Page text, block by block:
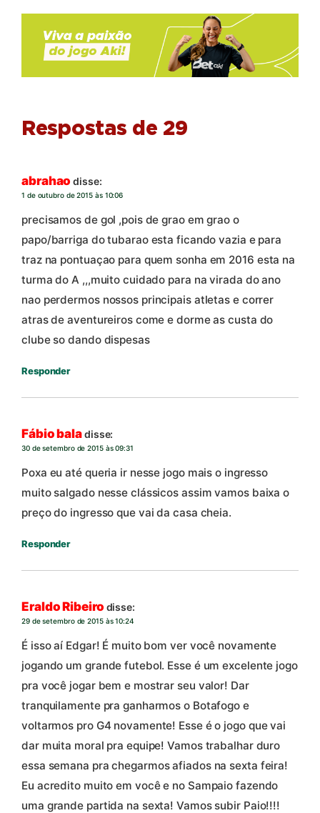
Respostas de 29
abrahao disse:
1 de outubro de 2015 às 10:06
precisamos de gol ,pois de grao em grao o
papo/barriga do tubarao esta ficando vazia e para
traz na pontuaçao para quem sonha em 2016 esta na
turma do A ,,,muito cuidado para na virada do ano
nao perdermos nossos principais atletas e correr
atras de aventureiros come e dorme as custa do
clube so dando dispesas
Responder
Fábio baladisse:
30 de setembro de 2015 às 09:31
Poxa eu até queria ir nesse jogo mais o ingresso
muito salgado nesse clássicos assim vamos baixa o
preço do ingresso que vai da casa cheia.
Responder
Eraldo Ribeiro disse:
29 de setembro de 2015 às 10:24
É isso aí Edgar! É muito bom ver você novamente
jogando um grande futebol. Esse é um excelente jogo
pra você jogar bem e mostrar seu valor! Dar
tranquilamente pra ganharmos o Botafogo e
voltarmos pro G4 novamente! Esse é o jogo que vai
dar muita moral pra equipe! Vamos trabalhar duro
essa semana pra chegarmos afiados na sexta feira!
Eu acredito muito em você e no Sampaio fazendo
uma grande partida na sexta! Vamos subir Paio!!!!